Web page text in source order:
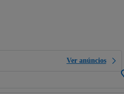
Ver anúncios